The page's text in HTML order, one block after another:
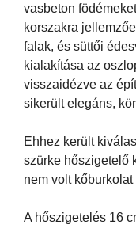
vasbeton
korszakra
falak, és süttői
kialakítása az
visszaidézve az
sikerült elegáns,
Ehhez került
szürke hőszigetelő
nem volt
A hőszigetelés 16